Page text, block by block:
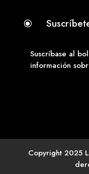
\
Suscríbase al
información
Copyright 2025